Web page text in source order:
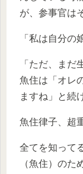
が、参事官は
「私は自分の
「ただ、まだ
魚住は「オレ
ますね」と続
魚住律子、超
全てを知って
（魚住）のた